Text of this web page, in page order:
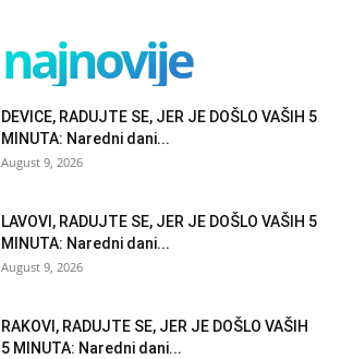
najnovije
DEVICE, RADUJTE SE, JER JE DOŠLO VAŠIH 5
MINUTA: Naredni dani...
August 9, 2026
LAVOVI, RADUJTE SE, JER JE DOŠLO VAŠIH 5
MINUTA: Naredni dani...
August 9, 2026
RAKOVI, RADUJTE SE, JER JE DOŠLO VAŠIH
5 MINUTA: Naredni dani...